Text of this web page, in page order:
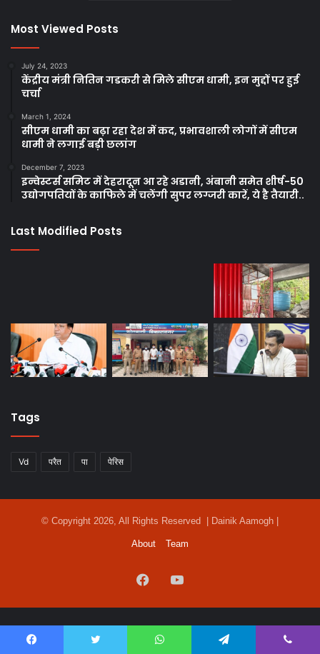
Most Viewed Posts
July 24, 2023
केंद्रीय मंत्री नितिन गडकरी से मिले सीएम धामी, इन मुद्दों पर हुई
चर्चा
March 1, 2024
सीएम धामी का बढ़ा रहा देश में कद, प्रभावशाली लोगों में सीएम
धामी ने लगाई बड़ी छलांग
December 7, 2023
इन्वेस्टर्स समिट में देहरादून आ रहे अडानी, अंबानी समेत शीर्ष-50
उद्योगपतियों के काफिले में चलेंगी सुपर लग्जरी कारें, ये है तैयारी..
Last Modified Posts
Tags
Vd परैत पा पेरिस
© Copyright 2026, All Rights Reserved | Dainik Aamogh |
About Team
Facebook